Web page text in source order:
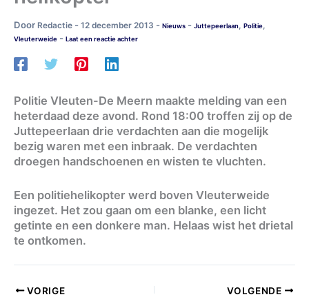
Door Redactie - 12 december 2013 - Nieuws - Juttepeerlaan, Politie,
Vleuterweide - Laat een reactie achter
Politie Vleuten-De Meern maakte melding van een
heterdaad deze avond. Rond 18:00 troffen zij op de
Juttepeerlaan drie verdachten aan die mogelijk
bezig waren met een inbraak. De verdachten
droegen handschoenen en wisten te vluchten.
Een politiehelikopter werd boven Vleuterweide
ingezet. Het zou gaan om een blanke, een licht
getinte en een donkere man. Helaas wist het drietal
te ontkomen.
VORIGE VOLGENDE